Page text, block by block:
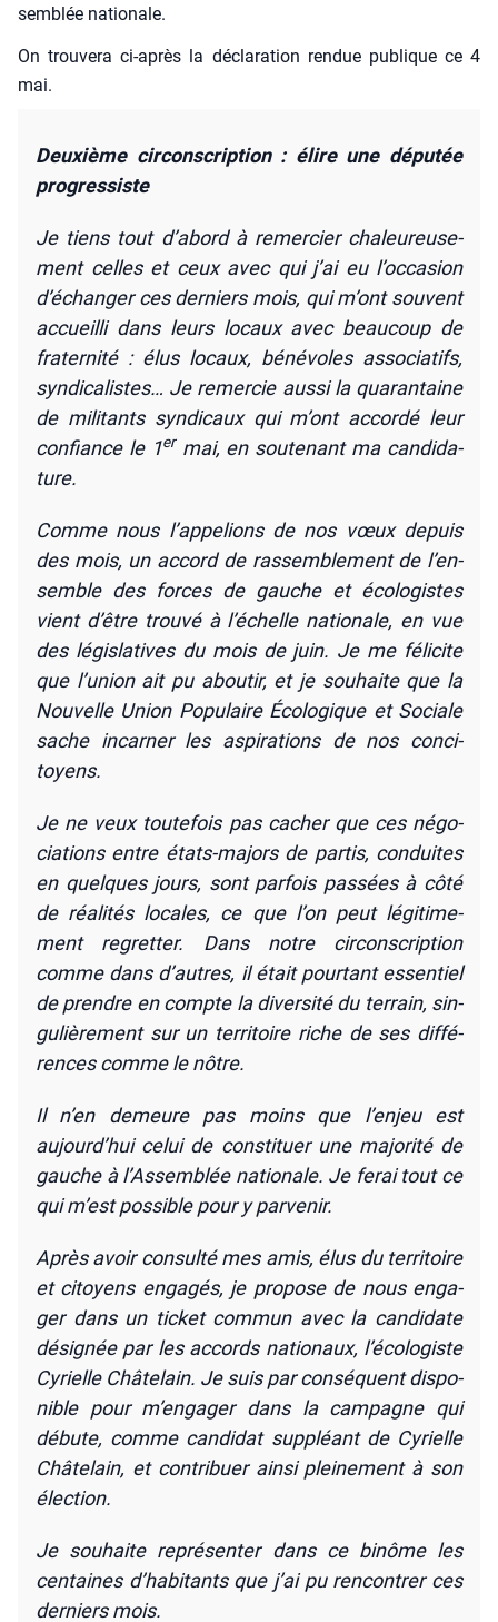
sem­blée natio­nale.
On trou­ve­ra ci-après la décla­ra­tion ren­due publique ce 4
mai.
Deuxième cir­cons­crip­tion : élire une dépu­tée
pro­gres­siste
Je tiens tout d’a­bord à remer­cier cha­leu­reu­se­
ment celles et ceux avec qui j’ai eu l’oc­ca­sion
d’é­chan­ger ces der­niers mois, qui m’ont sou­vent
accueilli dans leurs locaux avec beau­coup de
fra­ter­ni­té : élus locaux, béné­voles asso­cia­tifs,
syn­di­ca­listes… Je remer­cie aus­si la qua­ran­taine
de mili­tants syn­di­caux qui m’ont accor­dé leur
confiance le 1ermai, en sou­te­nant ma can­di­da­
ture.
Comme nous l’ap­pe­lions de nos vœux depuis
des mois, un accord de ras­sem­ble­ment de l’en­
semble des forces de gauche et éco­lo­gistes
vient d’être trou­vé à l’é­chelle natio­nale, en vue
des légis­la­tives du mois de juin. Je me féli­cite
que l’u­nion ait pu abou­tir, et je sou­haite que la
Nou­velle Union Popu­laire Éco­lo­gique et Sociale
sache incar­ner les aspi­ra­tions de nos conci­
toyens.
Je ne veux tou­te­fois pas cacher que ces négo­
cia­tions entre états-majors de par­tis, conduites
en quelques jours, sont par­fois pas­sées à côté
de réa­li­tés locales, ce que l’on peut légi­ti­me­
ment regret­ter. Dans notre cir­cons­crip­tion
comme dans d’autres, il était pour­tant essen­tiel
de prendre en compte la diver­si­té du ter­rain, sin­
gu­liè­re­ment sur un ter­ri­toire riche de ses dif­fé­
rences comme le nôtre.
Il n’en demeure pas moins que l’enjeu est
aujourd’hui celui de consti­tuer une majo­ri­té de
gauche à l’Assemblée natio­nale. Je ferai tout ce
qui m’est pos­sible pour y par­ve­nir.
Après avoir consul­té mes amis, élus du ter­ri­toire
et citoyens enga­gés, je pro­pose de nous enga­
ger dans un ticket com­mun avec la can­di­date
dési­gnée par les accords natio­naux, l’é­co­lo­giste
Cyrielle Châ­te­lain. Je suis par consé­quent dis­po­
nible pour m’engager dans la cam­pagne qui
débute, comme can­di­dat sup­pléant de Cyrielle
Châ­te­lain, et contri­buer ain­si plei­ne­ment à son
élec­tion.
Je sou­haite repré­sen­ter dans ce binôme les
cen­taines d’ha­bi­tants que j’ai pu ren­con­trer ces
der­niers mois.